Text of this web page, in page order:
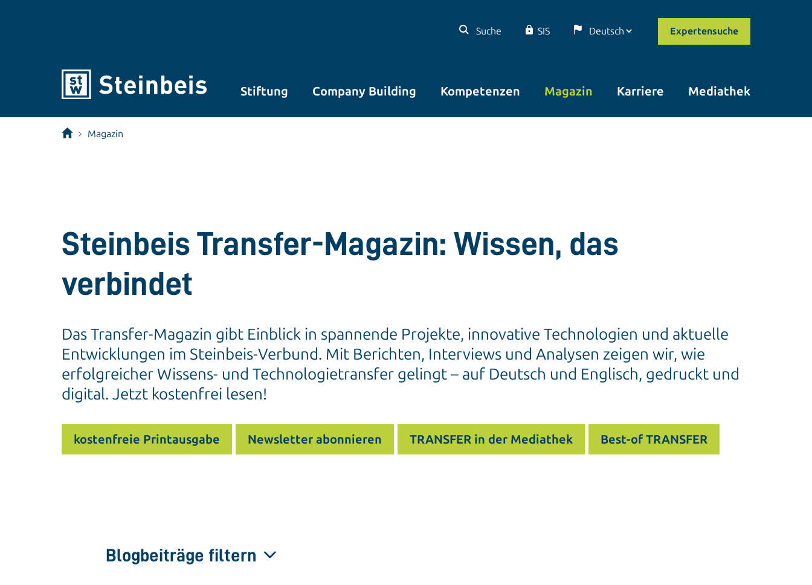
Suche SIS Expertensuche
Stiftung Company Building Kompetenzen Magazin Karriere Mediathek
Magazin
Steinbeis Transfer-Magazin: Wissen, das
verbindet
Das Transfer-Magazin gibt Einblick in spannende Projekte, innovative Technologien und aktuelle
Entwicklungen im Steinbeis-Verbund. Mit Berichten, Interviews und Analysen zeigen wir, wie
erfolgreicher Wissens- und Technologietransfer gelingt – auf Deutsch und Englisch, gedruckt und
digital. Jetzt kostenfrei lesen!
kostenfreie Printausgabe Newsletter abonnieren TRANSFER in der Mediathek Best-of TRANSFER
Blogbeiträge filtern